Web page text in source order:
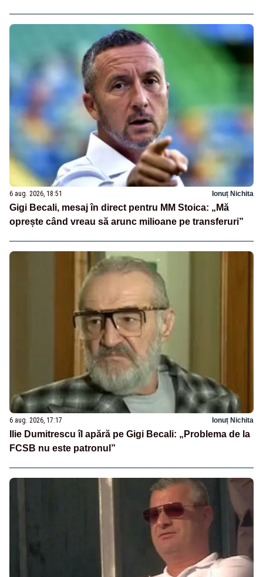
6 aug. 2026, 18:51 Ionuț Nichita
Gigi Becali, mesaj în direct pentru MM Stoica: „Mă
oprește când vreau să arunc milioane pe transferuri”
6 aug. 2026, 17:17 Ionuț Nichita
Ilie Dumitrescu îl apără pe Gigi Becali: „Problema de la
FCSB nu este patronul”